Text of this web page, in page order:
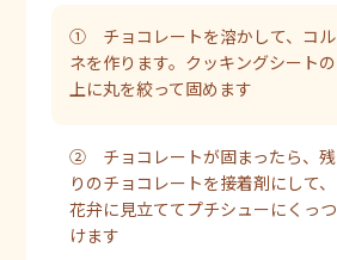
① チョコレートを溶かして、コル
ネを作ります。クッキングシートの
上に丸を絞って固めます
② チョコレートが固まったら、残
りのチョコレートを接着剤にして、
花弁に見立ててプチシューにくっつ
けます